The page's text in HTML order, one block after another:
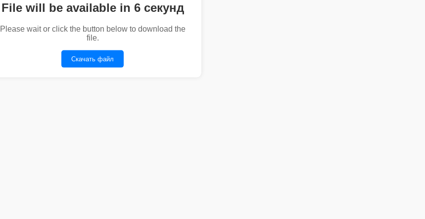
File will be available in 6 секунд
Please wait or click the button below to download the
file.
Скачать файл